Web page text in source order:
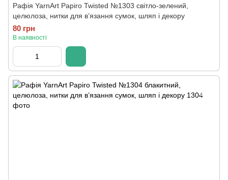
Рафія YarnArt Papiro Twisted №1303 світло-зелений,
целюлоза, нитки для в’язання сумок, шляп і декору
80 грн
В наявності